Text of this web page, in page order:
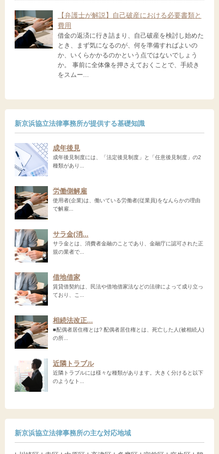
【弁護士が解説】自己破産における必要書類と
費用
借金の返済に行き詰まり、自己破産を検討し始めた
とき、まず気になるのが、何を準備すればよいの
か、いくらかかるのかという点ではないでしょう
か。 事前に全体像を押さえておくことで、手続き
をスムー...
新京浜協立法律事務所が提供する基礎知識
成年後見
成年後見制度には、「法定後見制度」と「任意後見制度」の2
種類があり...
労働側解雇
使用者(企業)は、働いている労働者(従業員)をなんらかの理由
で解雇...
サラ金(消...
サラ金とは、消費者金融のことであり、金融庁に認可された正
規の業者で...
借地借家
賃貸借契約は、民法や借地借家法などの法律によって成り立っ
ており、こ...
相続法改正...
■配偶者居住権とは? 配偶者居住権とは、死亡した人(被相続人)
の所...
近隣トラブル
近隣トラブルには様々な種類があります。大きく分けると以下
のようなト...
新京浜協立法律事務所の主な対応地域